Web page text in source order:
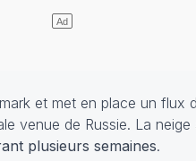
et met en place un flux
venue de Russie. La
plusieurs semaines.